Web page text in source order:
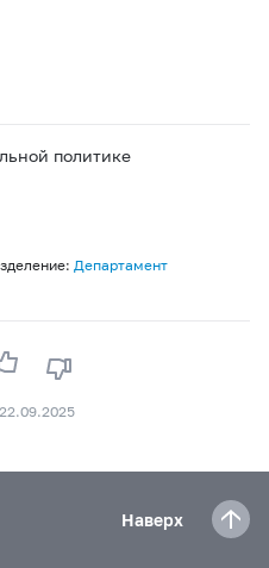
политике
Департамент
Наверх